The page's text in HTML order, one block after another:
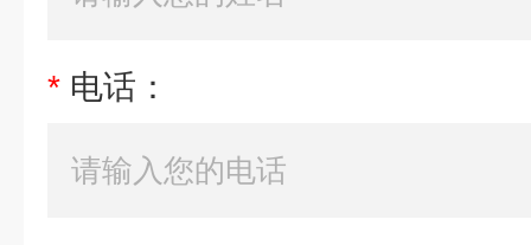
* 电话：